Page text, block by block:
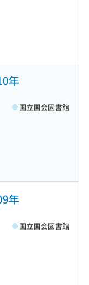
年
国立国会図書館
年
国立国会図書館